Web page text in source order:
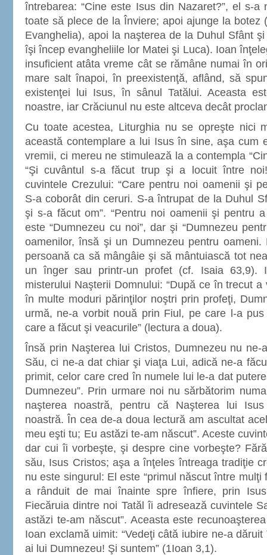
întrebarea: “Cine este Isus din Nazaret?”, el s-
toate să plece de la Înviere; apoi ajunge la botez
Evanghelia), apoi la naşterea de la Duhul Sfânt
îşi încep evangheliile lor Matei şi Luca). Ioan
insuficient atâta vreme cât se rămâne numai în
mare salt înapoi, în preexistenţă, aflând, să
existenţei lui Isus, în sânul Tatălui. Aceasta
noastre, iar Crăciunul nu este altceva decât
Cu toate acestea, Liturghia nu se opreşte nici
această contemplare a lui Isus în sine, aşa cum
vremii, ci mereu ne stimulează la a contempla
“Şi cuvântul s-a făcut trup şi a locuit între
cuvintele Crezului: “Care pentru noi oamenii şi
S-a coborât din ceruri. S-a întrupat de la Duhul
şi s-a făcut om”. “Pentru noi oamenii şi pentru
este “Dumnezeu cu noi”, dar şi “Dumnezeu
oamenilor, însă şi un Dumnezeu pentru
persoană ca să mângâie şi să mântuiască tot
un înger sau printr-un profet (cf. Isaia 63,9).
misterului Naşterii Domnului: “După ce în trecut
în multe moduri părinţilor noştri prin profeţi,
urmă, ne-a vorbit nouă prin Fiul, pe care l-a
care a făcut şi veacurile” (lectura a doua).
Însă prin Naşterea lui Cristos, Dumnezeu nu
Său, ci ne-a dat chiar şi viaţa Lui, adică ne-a
primit, celor care cred în numele lui le-a dat
Dumnezeu”. Prin urmare noi nu sărbătorim
naşterea noastră, pentru că Naşterea lui Isus
noastră. În cea de-a doua lectură am ascultat
meu eşti tu; Eu astăzi te-am născut”. Aceste
dar cui îi vorbeşte, şi despre cine vorbeşte?
său, Isus Cristos; aşa a înţeles întreaga tradiţie
nu este singurul: El este “primul născut între mulţi
a rânduit de mai înainte spre înfiere, prin Isus
Fiecăruia dintre noi Tatăl îi adresează cuvintele
astăzi te-am născut”. Aceasta este
Ioan exclamă uimit: “Vedeţi câtă iubire ne-a
ai lui Dumnezeu! Şi suntem” (1Ioan 3,1).